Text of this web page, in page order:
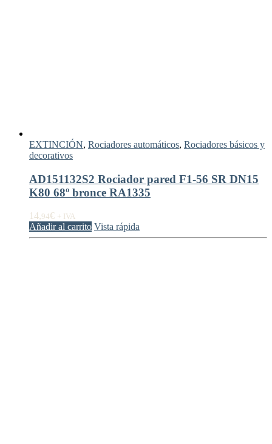
EXTINCIÓN, Rociadores automáticos, Rociadores básicos y
decorativos
AD151132S2 Rociador pared F1-56 SR DN15
K80 68º bronce RA1335
14,94€ + IVA
Añadir al carrito Vista rápida